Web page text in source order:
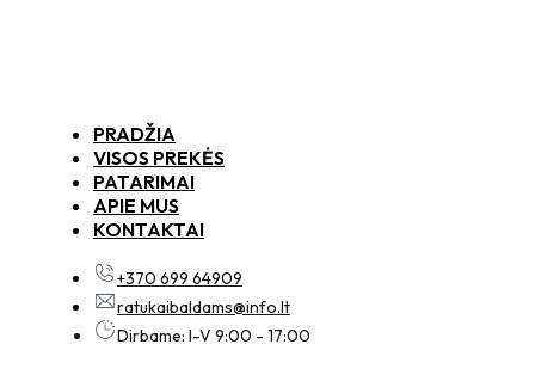
PRADŽIA
VISOS PREKĖS
PATARIMAI
APIE MUS
KONTAKTAI
+370 699 64909
ratukaibaldams@info.lt
Dirbame: I-V 9:00 - 17:00